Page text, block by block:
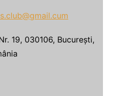
19, 030106, București,